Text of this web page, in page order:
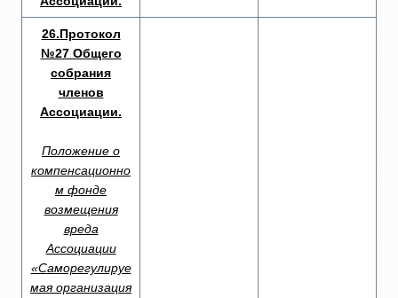
26.Протокол
№27 Общего
собрания
членов
Ассоциации.
Положение о
компенсационно
м фонде
возмещения
вреда
Ассоциации
«Саморегулируе
мая организация